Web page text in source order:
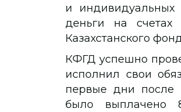
и
деньги на счетах
Казахстанского
КФГД успешно
исполнил свои
первые дни после
было выплачено